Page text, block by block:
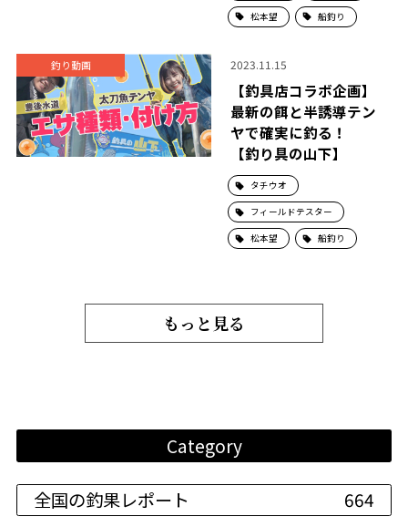
Category
全国の釣果レポート 664
松本望 船釣り
釣り動画 2023.11.15
【釣具店コラボ企画】
最新の餌と半誘導テン
ヤで確実に釣る！
【釣り具の山下】
タチウオ
フィールドテスター
松本望 船釣り
もっと見る